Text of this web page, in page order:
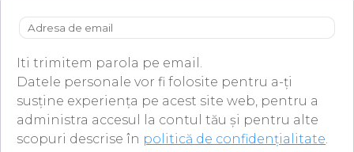
Iti trimitem parola pe email.
Datele personale vor fi folosite pentru a-ți
susține experiența pe acest site web, pentru a
administra accesul la contul tău și pentru alte
scopuri descrise în politică de confidențialitate.